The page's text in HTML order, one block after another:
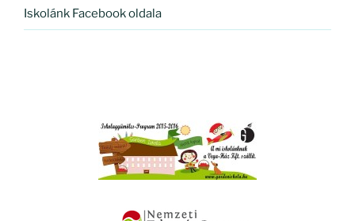
Iskolánk Facebook oldala